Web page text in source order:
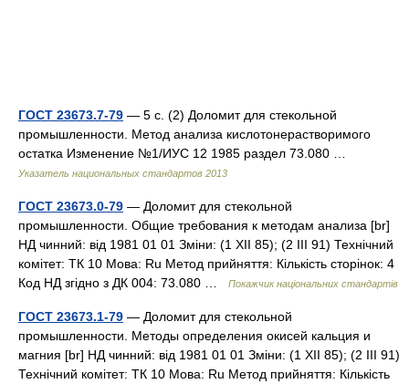
ГОСТ 23673.7-79 — 5 с. (2) Доломит для стекольной
промышленности. Метод анализа кислотонерастворимого
остатка Изменение №1/ИУС 12 1985 раздел 73.080 …
Указатель национальных стандартов 2013
ГОСТ 23673.0-79 — Доломит для стекольной
промышленности. Общие требования к методам анализа [br]
НД чинний: від 1981 01 01 Зміни: (1 XII 85); (2 III 91) Технічний
комітет: ТК 10 Мова: Ru Метод прийняття: Кількість сторінок: 4
Код НД згідно з ДК 004: 73.080 …
Покажчик національних стандартів
ГОСТ 23673.1-79 — Доломит для стекольной
промышленности. Методы определения окисей кальция и
магния [br] НД чинний: від 1981 01 01 Зміни: (1 XII 85); (2 III 91)
Технічний комітет: ТК 10 Мова: Ru Метод прийняття: Кількість